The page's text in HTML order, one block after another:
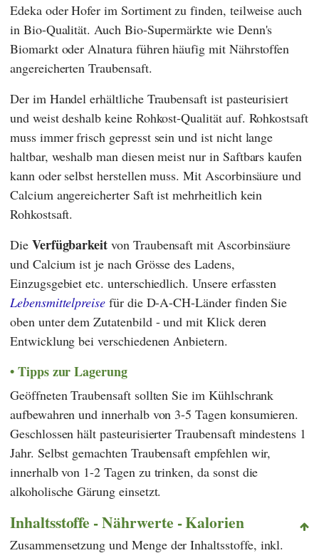
EdekaoderHofer im Sortiment zu finden, teilweise auch
in Bio-Qualität. Auch Bio-Supermärkte wie Denn's
BiomarktoderAlnaturaführen häufig mit Nährstoffen
angereicherten Traubensaft.
Der im Handel erhältliche Traubensaft ist pasteurisiert
und weist deshalb keine Rohkost-Qualität auf. Rohkostsaft
muss immer frisch gepresst sein und ist nicht lange
haltbar, weshalb man diesen meist nur in Saftbars kaufen
kann oder selbst herstellen muss. Mit Ascorbinsäure und
Calcium angereicherter Saft ist mehrheitlich kein
Rohkostsaft.
Die Verfügbarkeit von Traubensaft mit Ascorbinsäure
und Calcium ist je nach Grösse des Ladens,
Einzugsgebiet etc. unterschiedlich. Unsere erfassten
Lebensmittelpreise für die D-A-CH-Länder finden Sie
oben unter dem Zutatenbild - und mit Klick deren
Entwicklung bei verschiedenen Anbietern.
Tipps zur Lagerung
Geöffneten Traubensaft sollten Sie im Kühlschrank
aufbewahren und innerhalb von 3-5 Tagen konsumieren.
Geschlossen hält pasteurisierter Traubensaft mindestens 1
Jahr. Selbst gemachten Traubensaft empfehlen wir,
innerhalb von 1-2 Tagen zu trinken, da sonst die
alkoholische Gärung einsetzt.
Inhaltsstoffe - Nährwerte - Kalorien
Zusammensetzung und Menge der Inhaltsstoffe, inkl.